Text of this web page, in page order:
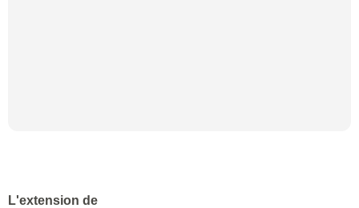
L'extension de